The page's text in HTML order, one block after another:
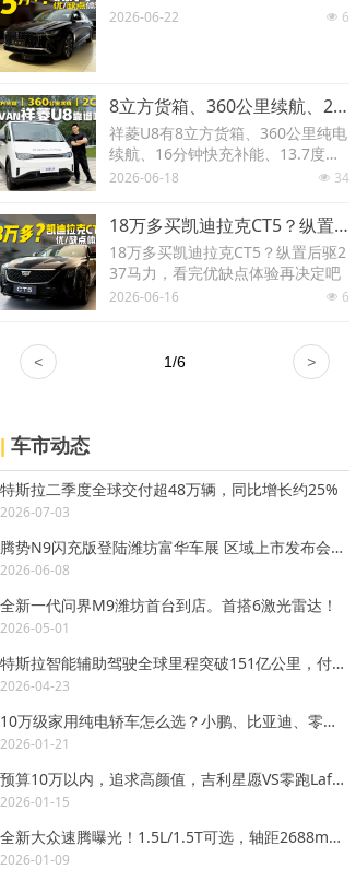
넶 6
2026-06-22
8立方货箱、360公里续航、2C快充，中VAN选祥菱U8靠谱吗？
祥菱U8有8立方货箱、360公里纯电
续航、16分钟快充补能、13.7度的
百公里电耗，它值不值得买、适不
넶 34
2026-06-18
18万多买凯迪拉克CT5？纵置后驱237马力，看完优缺点体验再决定吧
18万多买凯迪拉克CT5？纵置后驱2
37马力，看完优缺点体验再决定吧
넶 6
2026-06-16
< >
1/6
特斯拉二季度全球交付超48万辆，同比增长约25%
2026-07-03
腾势N9闪充版登陆潍坊富华车展 区域上市发布会圆满落幕
2026-06-08
全新一代问界M9潍坊首台到店。首搭6激光雷达！
2026-05-01
特斯拉智能辅助驾驶全球里程突破151亿公里，付费用户已近130万
2026-04-23
10万级家用纯电轿车怎么选？小鹏、比亚迪、零跑谁更值得买？
2026-01-21
预算10万以内，追求高颜值，吉利星愿VS零跑Lafa5，多花一万值不值？
2026-01-15
全新大众速腾曝光！1.5L/1.5T可选，轴距2688mm，定位低于速腾L
2026-01-09
车市动态